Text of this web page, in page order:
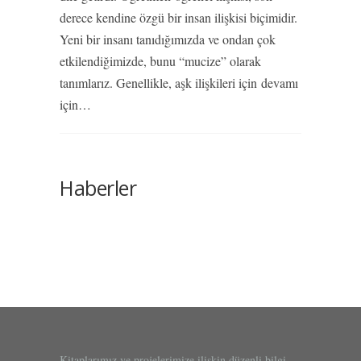
derece kendine özgü bir insan ilişkisi biçimidir.
Yeni bir insanı tanıdığımızda ve ondan çok
etkilendiğimizde, bunu “mucize” olarak
tanımlarız. Genellikle, aşk ilişkileri için devamı
için…
Haberler